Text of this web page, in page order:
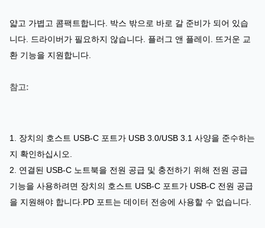
얇고 가볍고 콤팩트합니다. 박스 밖으로 바로 갈 준비가 되어 있습
니다. 드라이버가 필요하지 않습니다. 플러그 앤 플레이. 뜨거운 교
환 기능을 지원합니다.
참고:
1. 장치의 호스트 USB-C 포트가 USB 3.0/USB 3.1 사양을 준수하는
지 확인하십시오.
2. 연결된 USB-C 노트북을 전원 공급 및 충전하기 위해 전원 공급
기능을 사용하려면 장치의 호스트 USB-C 포트가 USB-C 전원 공급
을 지원해야 합니다.PD 포트는 데이터 전송에 사용할 수 없습니다.